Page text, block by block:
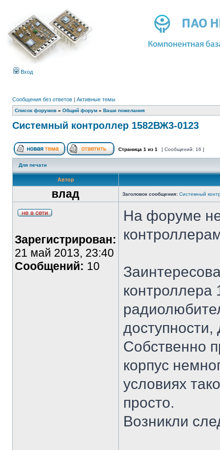
Вход
Сообщения без ответов | Активные темы
Список форумов » Общий форум » Ваши пожелания
Системный контроллер 1582ВЖ3-0123
Страница 1 из 1 [ Сообщений: 16 ]
Для печати
Автор
влад Заголовок сообщения: Системный
Зарегистрирован:
21 май 2013, 23:40
Сообщений: 10
На форуме
доступности,
Собственно
корпус
условиях
просто.
Возникли